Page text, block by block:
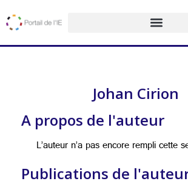
Johan Cirion
A propos de l'auteur
L’auteur n’a pas encore rempli cette
Publications de